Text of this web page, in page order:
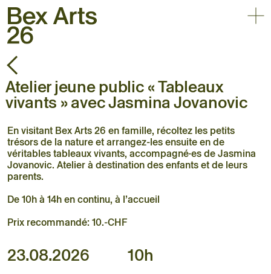
30.05 – 03.10.2026
Triennale d’art contemporain
en plein air
Accueil
Exposition
Artistes
Agenda
Pratique
À propos
Retour
Atelier jeune public « Tableaux
vivants » avec Jasmina Jovanovic
En visitant Bex Arts 26 en famille, récoltez les petits
trésors de la nature et arrangez-les ensuite en de
véritables tableaux vivants, accompagné·es de Jasmina
Jovanovic. Atelier à destination des enfants et de leurs
parents.
De 10h à 14h en continu, à l’accueil
Prix recommandé: 10.-CHF
23.08.2026 10h